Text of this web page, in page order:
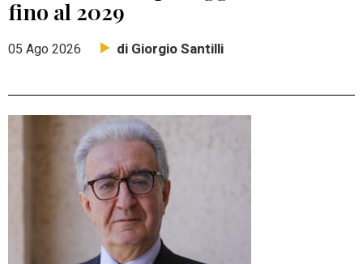
fino al 2029
05 Ago 2026 di Giorgio Santilli